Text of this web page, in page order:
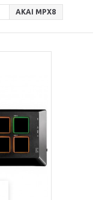
AKAI MPX8